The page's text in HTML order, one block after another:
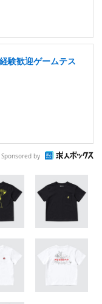
験歓迎ゲームテス
Sponsored by